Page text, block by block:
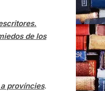
de los
províncies.